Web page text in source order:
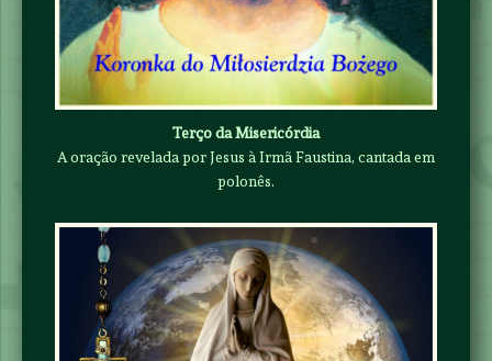
Terço da Misericórdia
A oração revelada por Jesus à Irmã Faustina, cantada em
polonês.